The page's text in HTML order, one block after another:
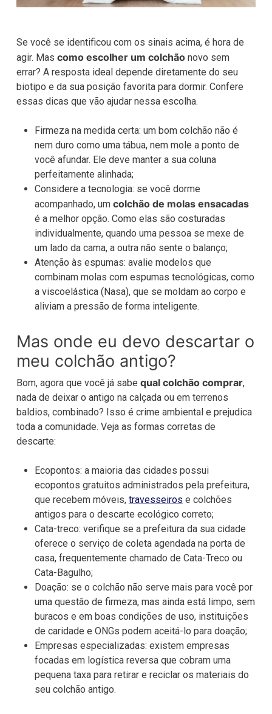
Se você se identificou com os sinais acima, é hora de
agir. Mas como escolher um colchãonovo sem
errar? A resposta ideal depende diretamente do seu
biotipo e da sua posição favorita para dormir. Confere
essas dicas que vão ajudar nessa escolha.
Firmeza na medida certa: um bom colchão não é
nem duro como uma tábua, nem mole a ponto de
você afundar. Ele deve manter a sua coluna
perfeitamente alinhada;
Considere a tecnologia: se você dorme
acompanhado, um colchão de molas ensacadas
é a melhor opção. Como elas são costuradas
individualmente, quando uma pessoa se mexe de
um lado da cama, a outra não sente o balanço;
Atenção às espumas: avalie modelos que
combinam molas com espumas tecnológicas, como
a viscoelástica (Nasa), que se moldam ao corpo e
aliviam a pressão de forma inteligente.
Mas onde eu devo descartar o
meu colchão antigo?
Bom, agora que você já sabe qual colchão comprar,
nada de deixar o antigo na calçada ou em terrenos
baldios, combinado? Isso é crime ambiental e prejudica
toda a comunidade. Veja as formas corretas de
descarte:
Ecopontos: a maioria das cidades possui
ecopontos gratuitos administrados pela prefeitura,
que recebem móveis, travesseiros e colchões
antigos para o descarte ecológico correto;
Cata-treco: verifique se a prefeitura da sua cidade
oferece o serviço de coleta agendada na porta de
casa, frequentemente chamado de Cata-Treco ou
Cata-Bagulho;
Doação: se o colchão não serve mais para você por
uma questão de firmeza, mas ainda está limpo, sem
buracos e em boas condições de uso, instituições
de caridade e ONGs podem aceitá-lo para doação;
Empresas especializadas: existem empresas
focadas em logística reversa que cobram uma
pequena taxa para retirar e reciclar os materiais do
seu colchão antigo.